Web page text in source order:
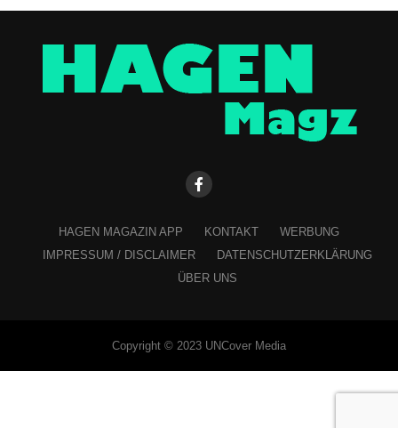
HAGEN MAGAZIN APP KONTAKT
WERBUNG
IMPRESSUM / DISCLAIMER
DATENSCHUTZERKLÄRUNG
ÜBER UNS
Copyright © 2023 UNCover Media